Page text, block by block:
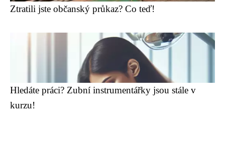
Ztratili jste občanský průkaz? Co teď!
Hledáte práci? Zubní instrumentářky jsou stále v
kurzu!